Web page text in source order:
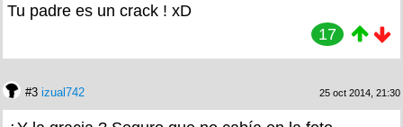
Tu padre es un crack ! xD
17
#3 izual742 25 oct 2014, 21:30